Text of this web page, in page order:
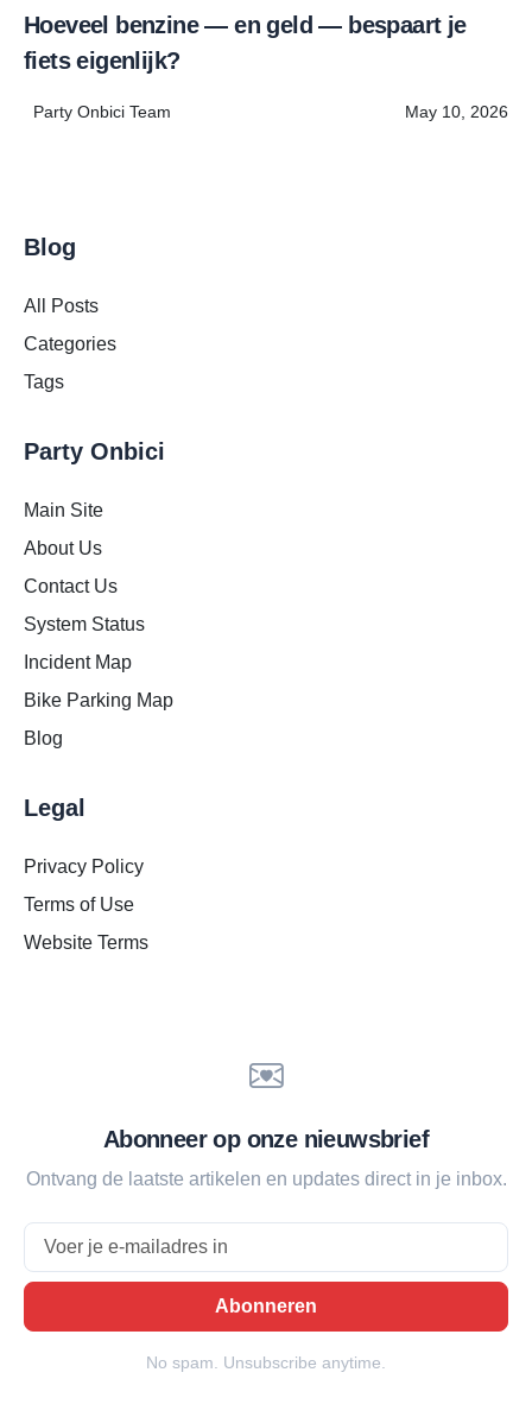
Hoeveel benzine — en geld — bespaart je
fiets eigenlijk?
Party Onbici Team May 10, 2026
Blog
All Posts
Categories
Tags
Party Onbici
Main Site
About Us
Contact Us
System Status
Incident Map
Bike Parking Map
Blog
Legal
Privacy Policy
Terms of Use
Website Terms
Abonneer op onze nieuwsbrief
Ontvang de laatste artikelen en updates direct in je inbox.
Abonneren
No spam. Unsubscribe anytime.